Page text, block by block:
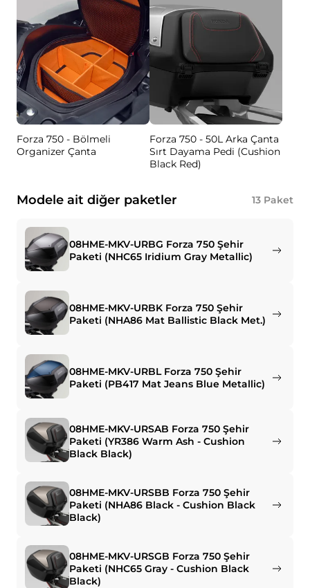
Forza 750 - Bölmeli
Organizer Çanta
Forza 750 - 50L Arka Çanta
Sırt Dayama Pedi (Cushion
Black Red)
Modele ait diğer paketler 13 Paket
08HME-MKV-URBG Forza 750 Şehir
Paketi (NHC65 Iridium Gray Metallic)
08HME-MKV-URBK Forza 750 Şehir
Paketi (NHA86 Mat Ballistic Black Met.)
08HME-MKV-URBL Forza 750 Şehir
Paketi (PB417 Mat Jeans Blue Metallic)
08HME-MKV-URSAB Forza 750 Şehir
Paketi (YR386 Warm Ash - Cushion
Black Black)
08HME-MKV-URSBB Forza 750 Şehir
Paketi (NHA86 Black - Cushion Black
Black)
08HME-MKV-URSGB Forza 750 Şehir
Paketi (NHC65 Gray - Cushion Black
Black)